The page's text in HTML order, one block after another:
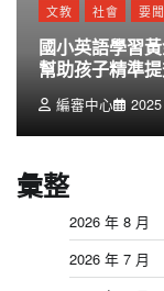
文教 社會 要聞
國小英語學習
幫助孩子精準
編審中心
彙整
2026 年 8 月
2026 年 7 月